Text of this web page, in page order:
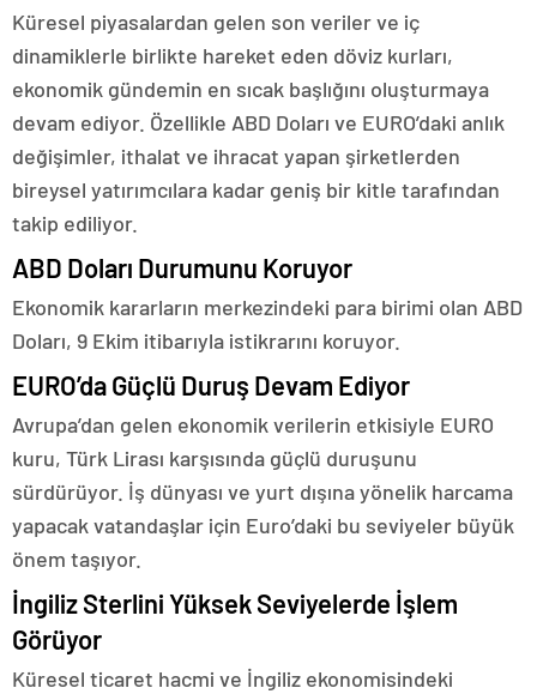
Küresel piyasalardan gelen son veriler ve iç
dinamiklerle birlikte hareket eden döviz kurları,
ekonomik gündemin en sıcak başlığını oluşturmaya
devam ediyor. Özellikle ABD Doları ve EURO’daki anlık
değişimler, ithalat ve ihracat yapan şirketlerden
bireysel yatırımcılara kadar geniş bir kitle tarafından
takip ediliyor.
ABD Doları Durumunu Koruyor
Ekonomik kararların merkezindeki para birimi olan ABD
Doları, 9 Ekim itibarıyla istikrarını koruyor.
EURO’da Güçlü Duruş Devam Ediyor
Avrupa’dan gelen ekonomik verilerin etkisiyle EURO
kuru, Türk Lirası karşısında güçlü duruşunu
sürdürüyor. İş dünyası ve yurt dışına yönelik harcama
yapacak vatandaşlar için Euro’daki bu seviyeler büyük
önem taşıyor.
İngiliz Sterlini Yüksek Seviyelerde İşlem
Görüyor
Küresel ticaret hacmi ve İngiliz ekonomisindeki